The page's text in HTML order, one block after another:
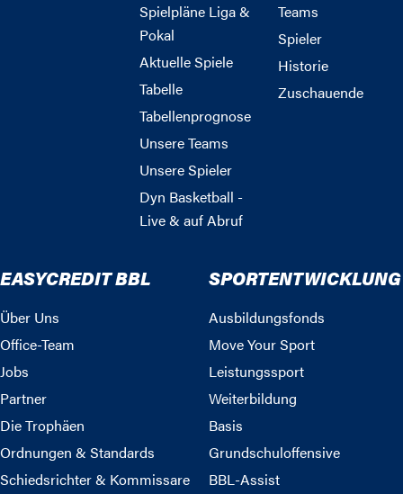
Spielpläne Liga &
Pokal
Aktuelle Spiele
Tabelle
Tabellenprognose
Unsere Teams
Unsere Spieler
Dyn Basketball -
Live & auf Abruf
Teams
Spieler
Historie
Zuschauende
EASYCREDIT BBL
Über Uns
Office-Team
Jobs
Partner
Die Trophäen
Ordnungen & Standards
Schiedsrichter & Kommissare
SPORTENTWICKLUNG
Ausbildungsfonds
Move Your Sport
Leistungssport
Weiterbildung
Basis
Grundschuloffensive
BBL-Assist